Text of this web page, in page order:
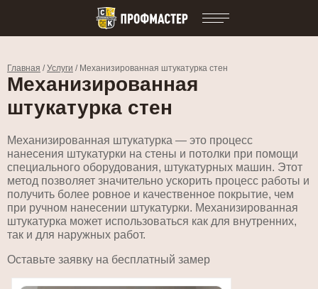
Главная /Услуги / Механизированная штукатурка стен
Механизированная
штукатурка стен
Механизированная штукатурка — это процесс
нанесения штукатурки на стены и потолки при помощи
специального оборудования, штукатурных машин. Этот
метод позволяет значительно ускорить процесс работы и
получить более ровное и качественное покрытие, чем
при ручном нанесении штукатурки. Механизированная
штукатурка может использоваться как для внутренних,
так и для наружных работ.
Оставьте заявку на бесплатный замер